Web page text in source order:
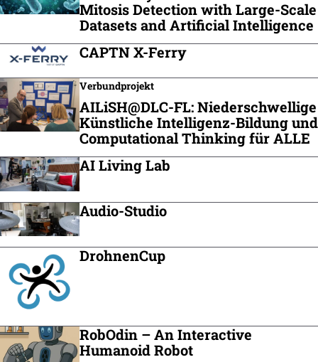
Mitosis Detection with Large-Scale
Datasets and Artificial Intelligence
CAPTN X-Ferry
Verbundprojekt
AILiSH@DLC-FL: Niederschwellige
Künstliche Intelligenz-Bildung und
Computational Thinking für ALLE
AI Living Lab
Audio-Studio
DrohnenCup
RobOdin – An Interactive
Humanoid Robot